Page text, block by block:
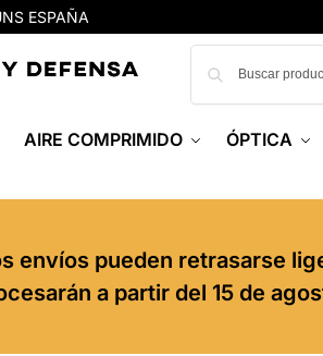
ESPAÑA
AIRE COMPRIMIDO ÓPTICA
envíos pueden retrasarse
a partir del 15 de